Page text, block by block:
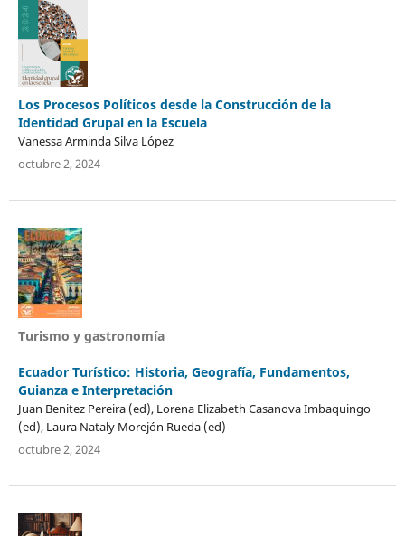
Los Procesos Políticos desde la Construcción de la
Identidad Grupal en la Escuela
Vanessa Arminda Silva López
octubre 2, 2024
Turismo y gastronomía
Ecuador Turístico: Historia, Geografía, Fundamentos,
Guianza e Interpretación
Juan Benitez Pereira (ed), Lorena Elizabeth Casanova Imbaquingo
(ed), Laura Nataly Morejón Rueda (ed)
octubre 2, 2024